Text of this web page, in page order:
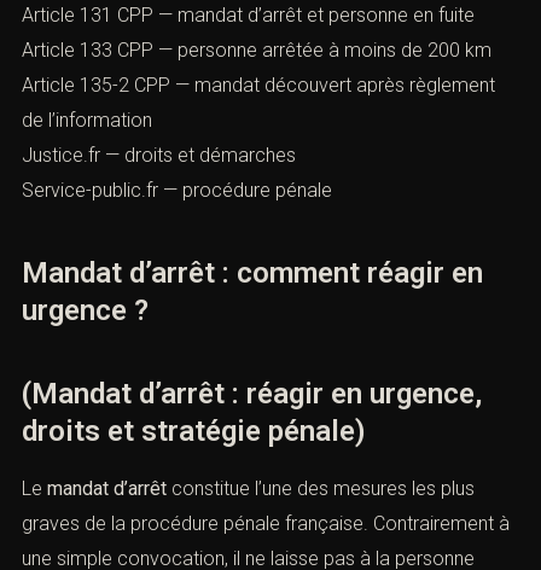
Article 131 CPP — mandat d’arrêt et personne en fuite
Article 133 CPP — personne arrêtée à moins de 200 km
Article 135-2 CPP — mandat découvert après règlement
de l’information
Justice.fr — droits et démarches
Service-public.fr — procédure pénale
Mandat d’arrêt : comment réagir en
urgence ?
(Mandat d’arrêt : réagir en urgence,
droits et stratégie pénale)
Le mandat d’arrêt constitue l’une des mesures les plus
graves de la procédure pénale française. Contrairement
à une simple convocation, il ne laisse pas à la personne